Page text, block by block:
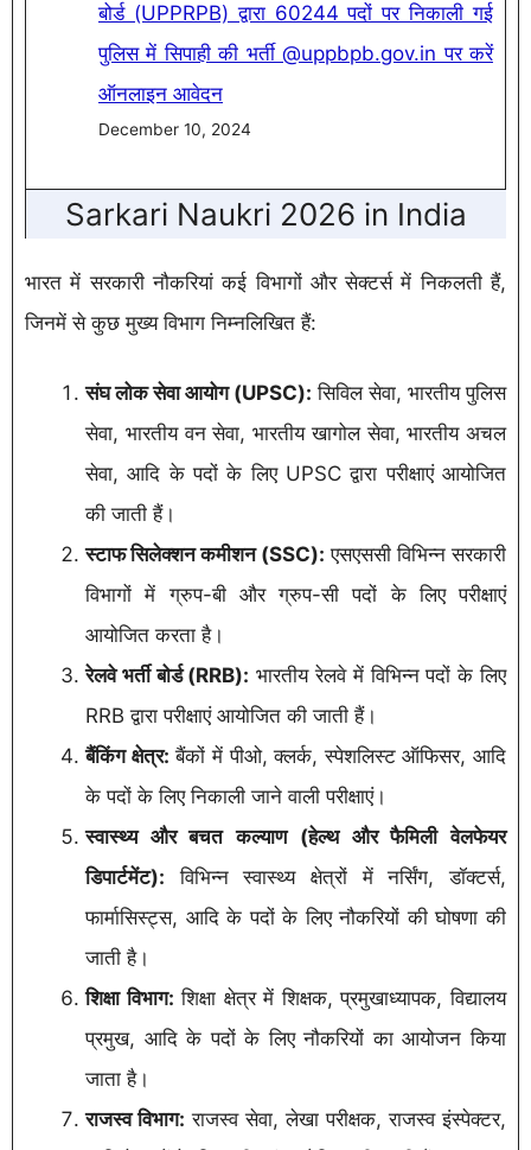
बोर्ड (UPPRPB) द्वारा 60244 पदों पर निकाली गई
पुलिस में सिपाही की भर्ती @uppbpb.gov.in पर करें
ऑनलाइन आवेदन
December 10, 2024
Sarkari Naukri 2026 in India
भारत में सरकारी नौकरियां कई विभागों और सेक्टर्स में निकलती हैं,
जिनमें से कुछ मुख्य विभाग निम्नलिखित हैं:
संघ लोक सेवा आयोग (UPSC): सिविल सेवा, भारतीय पुलिस
सेवा, भारतीय वन सेवा, भारतीय खागोल सेवा, भारतीय अचल
सेवा, आदि के पदों के लिए UPSC द्वारा परीक्षाएं आयोजित
की जाती हैं।
स्टाफ सिलेक्शन कमीशन (SSC): एसएससी विभिन्न सरकारी
विभागों में ग्रुप-बी और ग्रुप-सी पदों के लिए परीक्षाएं
आयोजित करता है।
रेलवे भर्ती बोर्ड (RRB): भारतीय रेलवे में विभिन्न पदों के लिए
RRB द्वारा परीक्षाएं आयोजित की जाती हैं।
बैंकिंग क्षेत्र: बैंकों में पीओ, क्लर्क, स्पेशलिस्ट ऑफिसर, आदि
के पदों के लिए निकाली जाने वाली परीक्षाएं।
स्वास्थ्य और बचत कल्याण (हेल्थ और फैमिली वेलफेयर
डिपार्टमेंट): विभिन्न स्वास्थ्य क्षेत्रों में नर्सिंग, डॉक्टर्स,
फार्मासिस्ट्स, आदि के पदों के लिए नौकरियों की घोषणा की
जाती है।
शिक्षा विभाग: शिक्षा क्षेत्र में शिक्षक, प्रमुखाध्यापक, विद्यालय
प्रमुख, आदि के पदों के लिए नौकरियों का आयोजन किया
जाता है।
राजस्व विभाग: राजस्व सेवा, लेखा परीक्षक, राजस्व इंस्पेक्टर,